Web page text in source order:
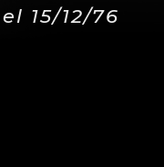
15/12/76